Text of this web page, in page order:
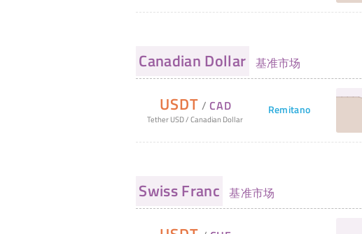
Canadian Dollar 基准市场
USDT /CAD
Tether USD/Canadian Dollar
Remitano
Swiss Franc 基准市场